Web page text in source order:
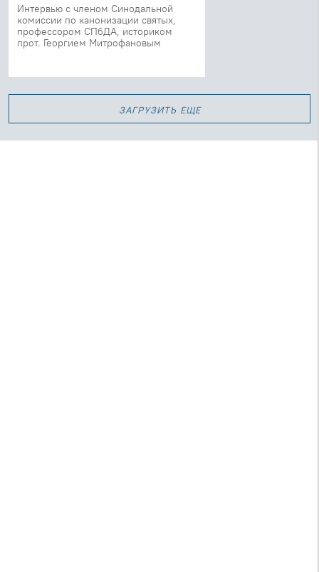
Интервью с членом Синодальной
комиссии по канонизации святых,
профессором СПбДА, историком
прот. Георгием Митрофановым
загрузить еще